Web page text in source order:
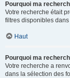
Pourquoi ma
Votre recherche était
filtres disponibles
Haut
Pourquoi ma
Votre recherche a
dans la sélection des